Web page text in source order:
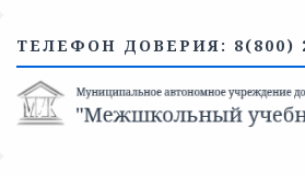
ТЕЛЕФОН ДОВЕРИЯ: 8(800)